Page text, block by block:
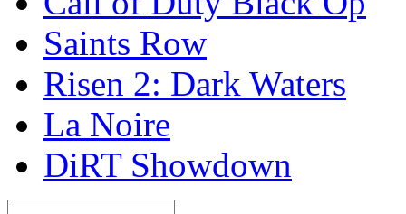
Saints Row
Risen 2: Dark Waters
La Noire
DiRT Showdown